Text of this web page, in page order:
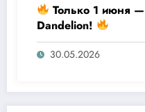
Только 1 июня
Dandelion!
30.05.2026